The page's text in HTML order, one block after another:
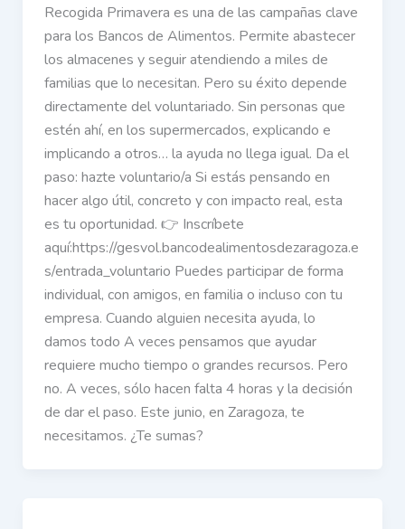
Recogida Primavera es una de las campañas clave
para los Bancos de Alimentos. Permite abastecer
los almacenes y seguir atendiendo a miles de
familias que lo necesitan. Pero su éxito depende
directamente del voluntariado. Sin personas que
estén ahí, en los supermercados, explicando e
implicando a otros… la ayuda no llega igual. Da el
paso: hazte voluntario/a Si estás pensando en
hacer algo útil, concreto y con impacto real, esta
es tu oportunidad. 👉 Inscríbete
aquí:https://gesvol.bancodealimentosdezaragoza.e
s/entrada_voluntario Puedes participar de forma
individual, con amigos, en familia o incluso con tu
empresa. Cuando alguien necesita ayuda, lo
damos todo A veces pensamos que ayudar
requiere mucho tiempo o grandes recursos. Pero
no. A veces, sólo hacen falta 4 horas y la decisión
de dar el paso. Este junio, en Zaragoza, te
necesitamos. ¿Te sumas?